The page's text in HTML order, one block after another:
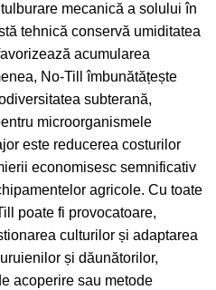
mecanică a solului în
tehnică conservă umiditatea
acumularea
No-Till îmbunătățește
subterană,
microorganismele
este reducerea costurilor
economisesc semnificativ
agricole. Cu toate
poate fi provocatoare,
culturilor și adaptarea
și dăunătorilor,
acoperire sau metode